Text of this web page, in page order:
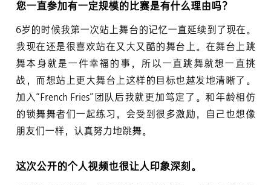
您一直参加有一定规模的比赛是有什么理由吗？
6岁的时候我第一次站上舞台的记忆一直延续到了现在。
我现在还是很喜欢站在又大又酷的舞台上。在舞台上跳
舞本身就是一件幸福的事，所以一直跳舞就想一直挑
战，而想站上更大舞台上这样的目标也越发地清晰了。
加入“French Fries”团队后我就更加笃定了。和年龄相仿
的锁舞舞者们一起练习，会受到很多激励，自己也想像
朋友们一样，认真努力地跳舞。
这次公开的个人视频也很让人印象深刻。